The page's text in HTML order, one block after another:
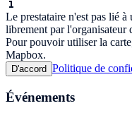
Le prestataire n'est pas lié
librement par l'organisateur
Pour pouvoir utiliser la
Mapbox.
D'accord Politique de
Événements